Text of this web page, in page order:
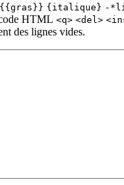
{{gras}} {italique} -
HTML <q> <del>
des lignes vides.